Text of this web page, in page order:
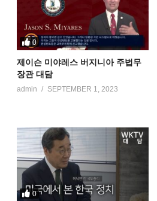
0
제이슨 미야레스 버지니아 주법무
장관 대담
admin SEPTEMBER 1, 2023
0